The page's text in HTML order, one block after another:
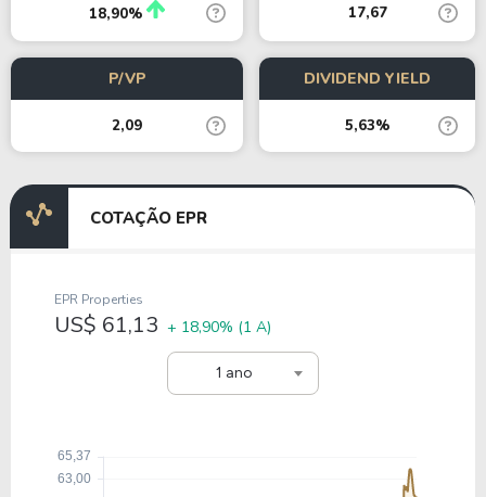
18,90% 17,67
P/VP
2,09
DIVIDEND YIELD
5,63%
COTAÇÃO EPR
1 ano
EPR Properties
US$ 61,13 + 18,90% (1 A)